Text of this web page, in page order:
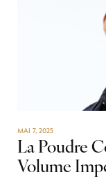
MAI 7, 2025
La Poudre
Volume